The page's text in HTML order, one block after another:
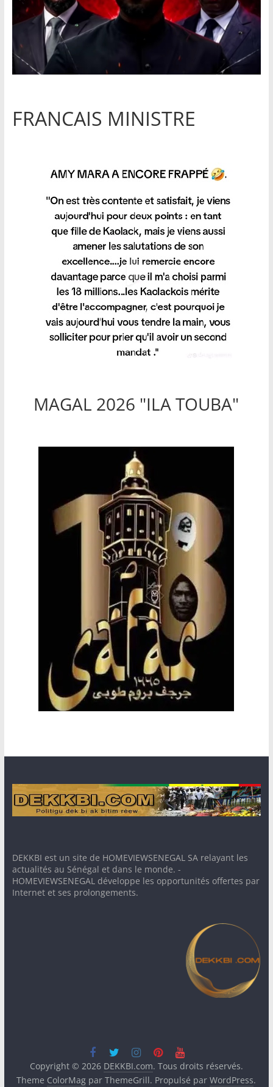
FRANCAIS MINISTRE
MAGAL 2026 "ILA TOUBA"
DEKKBI est un site de HOMEVIEWSENEGAL SA relayant les
actualités au Sénégal et dans le monde. -
HOMEVIEWSENEGAL développe les opportunités offertes par
Internet et ses prolongements.
Copyright © 2026 DEKKBI.com. Tous droits réservés.
Theme ColorMag par ThemeGrill. Propulsé parWordPress.